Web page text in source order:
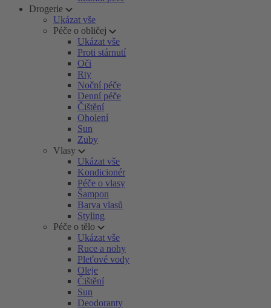
Drogerie
Ukázat vše
Péče o obličej
Ukázat vše
Proti stárnutí
Oči
Rty
Noční péče
Denní péče
Čištění
Oholení
Sun
Zuby
Vlasy
Ukázat vše
Kondicionér
Péče o vlasy
Šampon
Barva vlasů
Styling
Péče o tělo
Ukázat vše
Ruce a nohy
Pleťové vody
Oleje
Čištění
Sun
Deodoranty